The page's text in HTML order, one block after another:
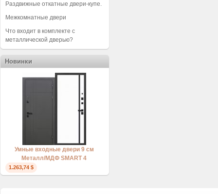
Раздвижные откатные двери-купе.
Межкомнатные двери
Что входит в комплекте с
металлической дверью?
Новинки
Умные входные двери 9 см
Металл/МДФ SMART 4
1.263,74 $